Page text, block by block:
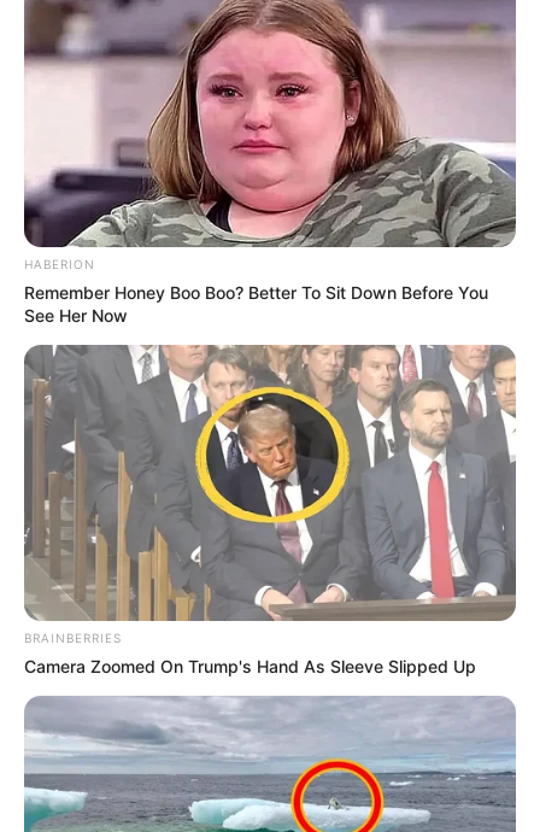
HABERION
Remember Honey Boo Boo? Better To Sit Down Before You
See Her Now
BRAINBERRIES
Camera Zoomed On Trump's Hand As Sleeve Slipped Up